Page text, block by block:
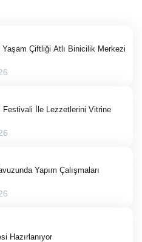
Çiftliği Atlı Binicilik Merkezi
Festivali İle Lezzetlerini Vitrine
Yapım Çalışmaları
Hazırlanıyor